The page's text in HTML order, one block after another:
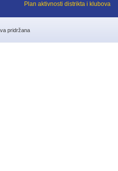
Plan aktivnosti distrikta i klubova
pridržana